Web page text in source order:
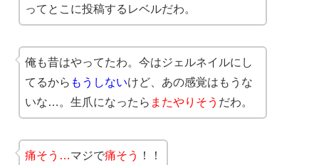
ってとこに投稿するレベルだわ。
俺も昔はやってたわ。今はジェルネイルにし
てるから もうしないけど、あの感覚はもうな
いな…。生爪になったら またやりそう だわ。
痛そう…マジで痛そう ！！